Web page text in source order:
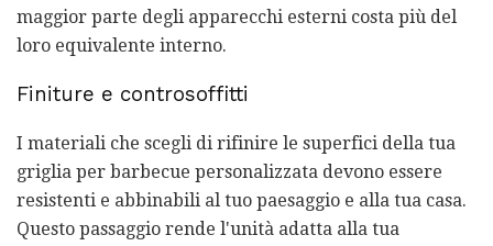
maggior parte degli apparecchi esterni costa più del
loro equivalente interno.
Finiture e controsoffitti
I materiali che scegli di rifinire le superfici della tua
griglia per barbecue personalizzata devono essere
resistenti e abbinabili al tuo paesaggio e alla tua casa.
Questo passaggio rende l'unità adatta alla tua